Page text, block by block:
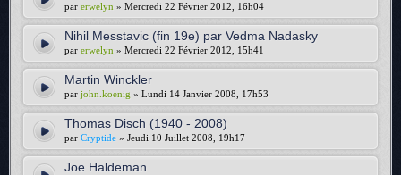
par erwelyn » Mercredi 22 Février 2012, 16h04
Nihil Messtavic (fin 19e) par Vedma Nadasky
par erwelyn » Mercredi 22 Février 2012, 15h41
Martin Winckler
par john.koenig » Lundi 14 Janvier 2008, 17h53
Thomas Disch (1940 - 2008)
par Cryptide » Jeudi 10 Juillet 2008, 19h17
Joe Haldeman